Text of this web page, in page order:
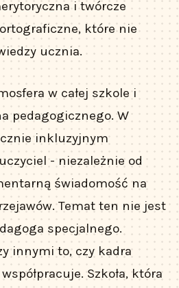
i twórcze
które nie
ucznia.
w całej szkole i
pedagogicznego. W
inkluzyjnym
- niezależnie od
świadomość na
Temat ten nie jest
specjalnego.
innymi to, czy kadra
Szkoła, która